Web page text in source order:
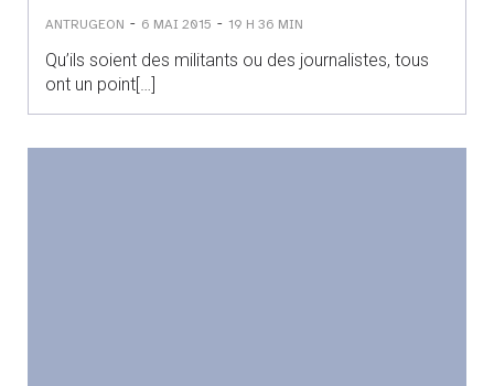
ANTRUGEON - 6 MAI 2015 - 19 H 36 MIN
Qu’ils soient des militants ou des journalistes, tous
ont un point[…]